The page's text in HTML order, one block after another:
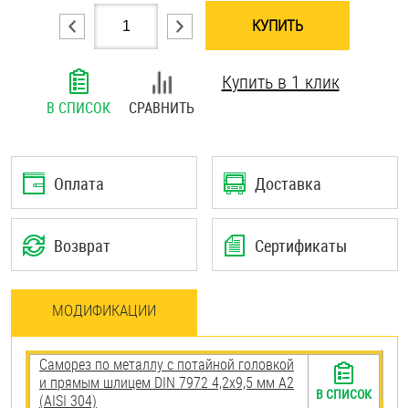
КУПИТЬ
В СПИСОК СРАВНИТЬ
Купить в 1 клик
Оплата Доставка
Возврат Сертификаты
МОДИФИКАЦИИ
Саморез по металлу с потайной головкой
и прямым шлицем DIN 7972 4,2х9,5 мм А2
(AISI 304)
В СПИСОК